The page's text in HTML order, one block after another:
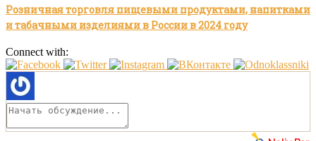
Розничная торговля пищевыми продуктами, напитками
и табачными изделиями в России в 2024 году
Connect with: